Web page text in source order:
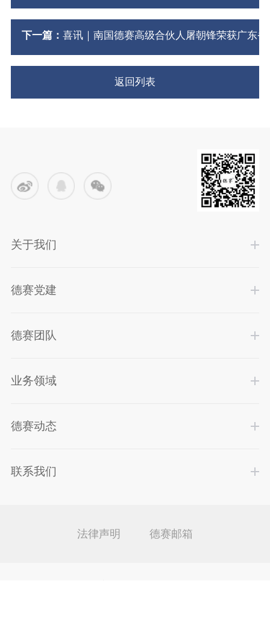
下一篇： 喜讯｜南国德赛高级合伙人屠朝锋荣获广东
返回列表
关于我们
德赛党建
德赛团队
业务领域
德赛动态
联系我们
法律声明 德赛邮箱